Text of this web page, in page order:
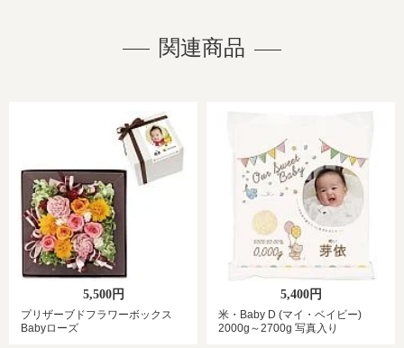
関連商品
5,500円
プリザーブドフラワーボックス
Babyローズ
5,400円
米・Baby D (マイ・ベイビー)
2000g～2700g 写真入り